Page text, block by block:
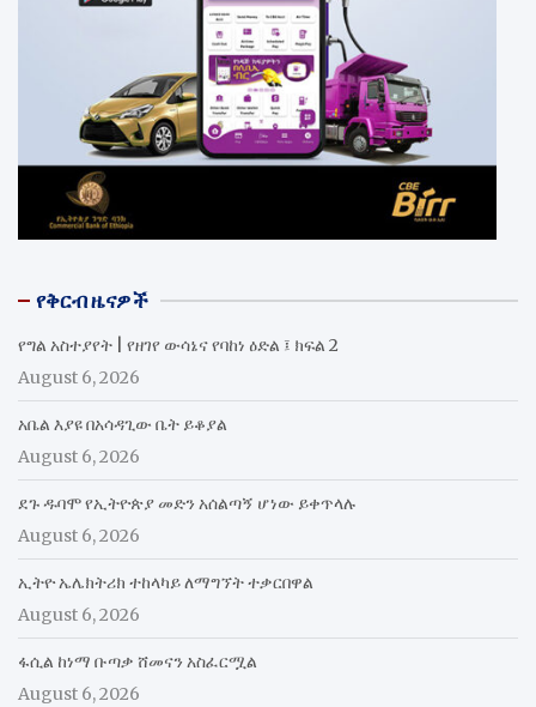
የቅርብ ዜናዎች
የግል አስተያየት | የዘገየ ውሳኔና የባከነ ዕድል ፤ ክፍል 2
August 6, 2026
አቤል እያዩ በአሳዳጊው ቤት ይቆያል
August 6, 2026
ደጉ ዱባሞ የኢትዮጵያ መድን አሰልጣኝ ሆነው ይቀጥላሉ
August 6, 2026
ኢትዮ ኤሌክትሪክ ተከላካይ ለማግኘት ተቃርበዋል
August 6, 2026
ፋሲል ከነማ ቡጣቃ ሸመናን አስፈርሟል
August 6, 2026